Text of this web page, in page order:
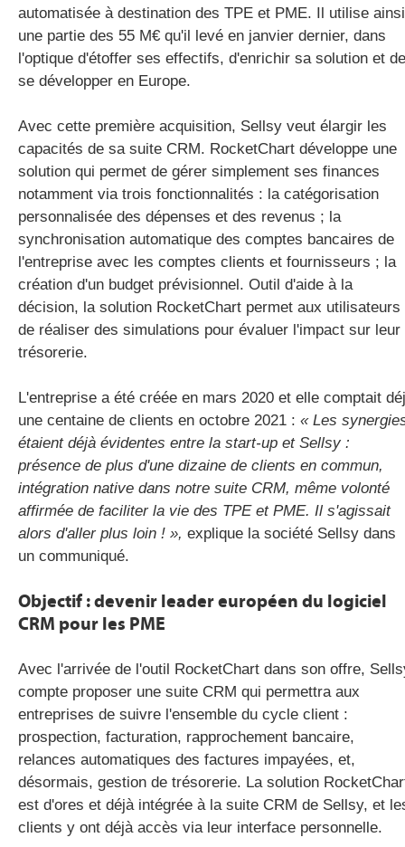
automatisée à destination des TPE et PME. Il utilise ainsi
une partie des 55 M€ qu'il levé en janvier dernier, dans
l'optique d'étoffer ses effectifs, d'enrichir sa solution et de
se développer en Europe.
Avec cette première acquisition, Sellsy veut élargir les
capacités de sa suite CRM. RocketChart développe une
solution qui permet de gérer simplement ses finances
notamment via trois fonctionnalités : la catégorisation
personnalisée des dépenses et des revenus ; la
synchronisation automatique des comptes bancaires de
l'entreprise avec les comptes clients et fournisseurs ; la
création d'un budget prévisionnel. Outil d'aide à la
décision, la solution RocketChart permet aux utilisateurs
de réaliser des simulations pour évaluer l'impact sur leur
trésorerie.
L'entreprise a été créée en mars 2020 et elle comptait
une centaine de clients en octobre 2021 : « Les
étaient déjà évidentes entre la start-up et Sellsy :
présence de plus d'une dizaine de clients en commun,
intégration native dans notre suite CRM, même volonté
affirmée de faciliter la vie des TPE et PME. Il s'agissait
alors d'aller plus loin ! », explique la société Sellsy dans
un communiqué.
Objectif : devenir leader européen du logiciel
CRM pour les PME
Avec l'arrivée de l'outil RocketChart dans son offre,
compte proposer une suite CRM qui permettra aux
entreprises de suivre l'ensemble du cycle client :
prospection, facturation, rapprochement bancaire,
relances automatiques des factures impayées, et,
désormais, gestion de trésorerie. La solution
est d'ores et déjà intégrée à la suite CRM de Sellsy, et
clients y ont déjà accès via leur interface personnelle.